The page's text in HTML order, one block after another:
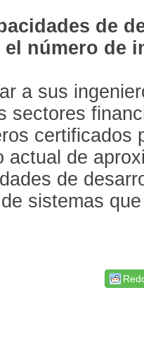
de
el número de
a sus
sectores
certificados
actual de
de
sistemas